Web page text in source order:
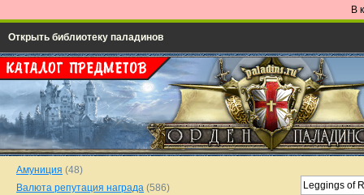
В
Открыть библиотеку паладинов
Амуниция (48)
Валюта репутация награда (586)